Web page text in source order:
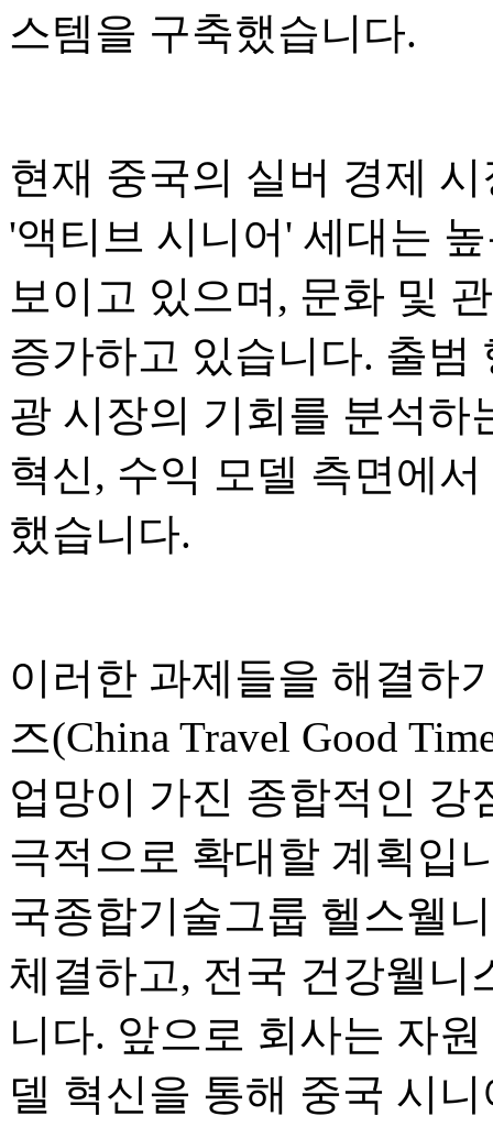
스템을 구축했습니다.
현재 중국의 실버 경제
'액티브 시니어' 세대는
보이고 있으며, 문화 및
증가하고 있습니다. 출범
광 시장의 기회를 분석하
혁신, 수익 모델 측면에
했습니다.
이러한 과제들을 해결하
즈(China Travel Good
업망이 가진 종합적인 강
극적으로 확대할 계획입
국종합기술그룹 헬스웰
체결하고, 전국 건강웰니
니다. 앞으로 회사는 자
델 혁신을 통해 중국 시